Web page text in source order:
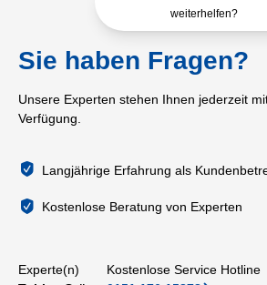
weiterhelfen?
Sie haben Fragen?
Unsere Experten stehen Ihnen jederzeit
Verfügung.
Langjährige Erfahrung als
Kostenlose Beratung von Experten
Experte(n)
Kostenlose Service Hotline